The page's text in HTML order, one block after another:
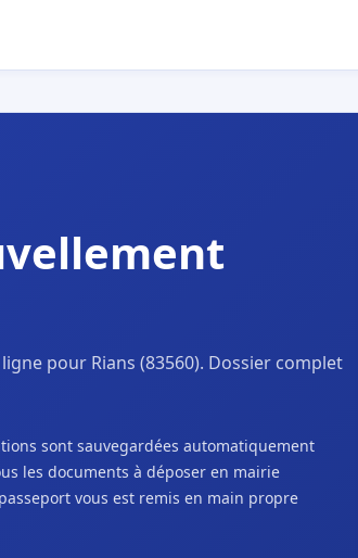
pour Rians (83560). Dossier complet
sont sauvegardées automatiquement
les documents à déposer en mairie
vous est remis en main propre